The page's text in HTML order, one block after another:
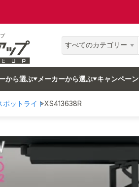
すべてのカテゴリー
から選ぶ メーカーから選ぶ キャンペーン
ポットライトXS413638R